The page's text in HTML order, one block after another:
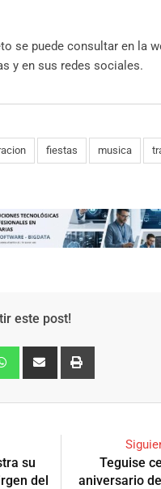
se puede consultar en la
y en sus redes sociales.
fiestas musica
este post!
su
del
Teguise
aniversario